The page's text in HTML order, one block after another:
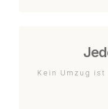
Kein Umzug